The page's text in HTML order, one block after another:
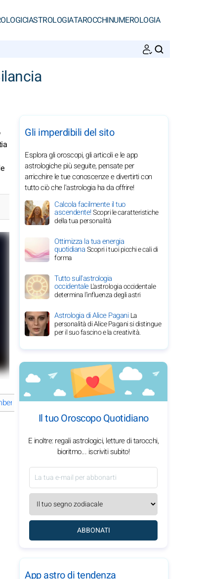
ASTROLOGIATAROCCHINUMEROLOGIA
una stella amata? Quali sono i punti salienti della
Gli imperdibili del sito
Esplora gli oroscopi, gli articoli e le app
astrologiche più seguite, pensate per
arricchire le tue conoscenze e divertirti con
tutto ciò che l'astrologia ha da offrire!
Calcola facilmente il tuo
ascendente!Scopri le caratteristiche
della tua personalità
Ottimizza la tua energia
quotidianaScopri i tuoi picchi e cali di
forma
Tutto sull'astrologia
occidentaleL'astrologia occidentale
determina l'influenza degli astri
Astrologia di Alice PaganiLa
personalità di Alice Pagani si distingue
per il suo fascino e la creatività.
Il tuo Oroscopo Quotidiano
E inoltre: regali astrologici, letture di tarocchi,
bioritmo... iscriviti subito!
ABBONATI
App astro di tendenza